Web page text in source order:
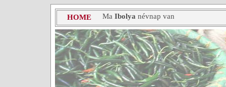
HOME Ma Ibolya névnap van